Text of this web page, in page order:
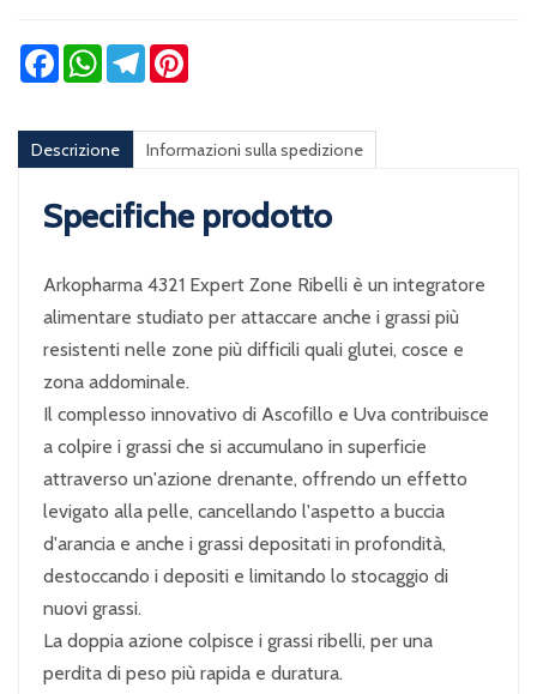
FacebookWhatsApp
Telegram
Descrizione Informazioni sulla spedizione
Specifiche prodotto
Arkopharma 4321 Expert Zone Ribelli è un integratore
alimentare studiato per attaccare anche i grassi più
resistenti nelle zone più difficili quali glutei, cosce e
zona addominale.
Il complesso innovativo di Ascofillo e Uva contribuisce
a colpire i grassi che si accumulano in superficie
attraverso un'azione drenante, offrendo un effetto
levigato alla pelle, cancellando l'aspetto a buccia
d'arancia e anche i grassi depositati in profondità,
destoccando i depositi e limitando lo stocaggio di
nuovi grassi.
La doppia azione colpisce i grassi ribelli, per una
perdita di peso più rapida e duratura.